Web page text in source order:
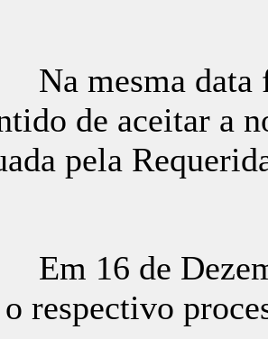
mesma data
de aceitar a
pela
16 de
o respectivo